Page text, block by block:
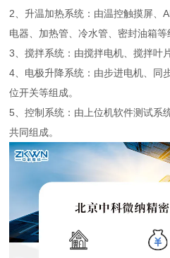
2、升温加热系统：由温控触摸屏、
电器、加热管、冷水管、密封油箱等
3、搅拌系统：由搅拌电机、搅拌叶
4、电极升降系统：由步进电机、同
位开关等组成。
5、控制系统：由上位机软件测试系
共同组成。